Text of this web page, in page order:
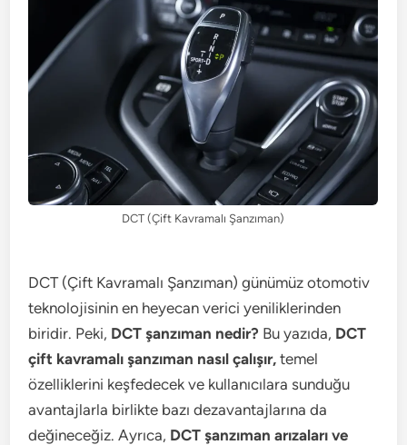
DCT (Çift Kavramalı Şanzıman)
DCT (Çift Kavramalı Şanzıman) günümüz otomotiv
teknolojisinin en heyecan verici yeniliklerinden
biridir. Peki, DCT şanzıman nedir? Bu yazıda, DCT
çift kavramalı şanzıman nasıl çalışır, temel
özelliklerini keşfedecek ve kullanıcılara sunduğu
avantajlarla birlikte bazı dezavantajlarına da
değineceğiz. Ayrıca, DCT şanzıman arızaları ve